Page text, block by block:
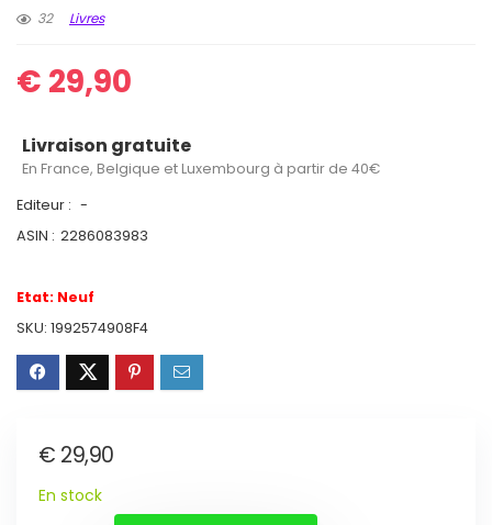
32
Livres
€ 29,90
Livraison gratuite
En France, Belgique et Luxembourg à partir de 40€
Editeur : -
ASIN : 2286083983
Etat: Neuf
SKU: 1992574908F4
€ 29,90
En stock